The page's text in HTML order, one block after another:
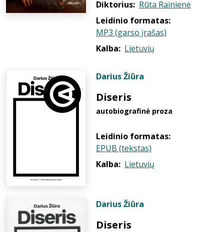
Diktorius: Rūta Rainienė
Leidinio formatas:
MP3 (garso įrašas)
Kalba: Lietuvių
Darius Žiūra
Diseris
autobiografinė proza
Leidinio formatas:
EPUB (tekstas)
Kalba: Lietuvių
Darius Žiūra
Diseris